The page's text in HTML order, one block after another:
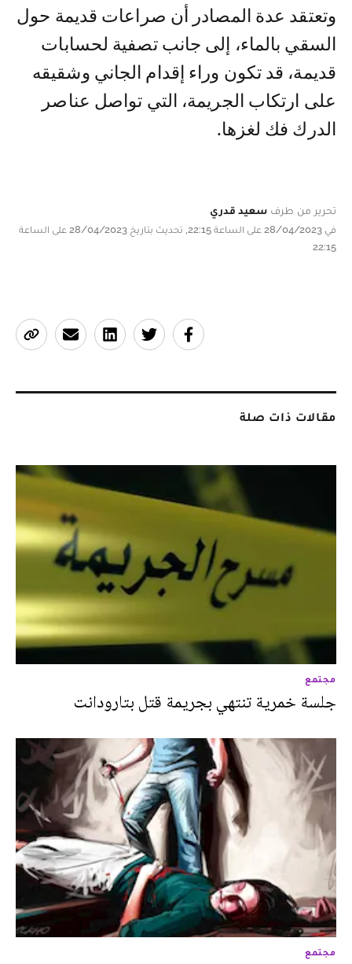
وتعتقد عدة المصادر أن صراعات قديمة حول
السقي بالماء، إلى جانب تصفية لحسابات
قديمة، قد تكون وراء إقدام الجاني وشقيقه
على ارتكاب الجريمة، التي تواصل عناصر
الدرك فك لغزها.
تحرير من طرف سعيد قدري
في 28/04/2023 على الساعة 22:15, تحديث بتاريخ 28/04/2023 على الساعة
22:15
مقالات ذات صلة
مجتمع
جلسة خمرية تنتهي بجريمة قتل بتارودانت
مجتمع